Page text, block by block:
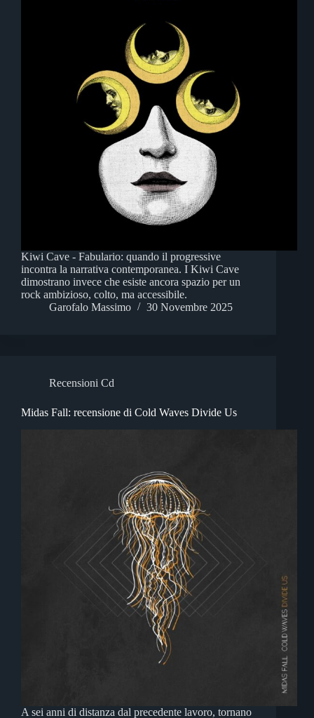
Kiwi Cave - Fabulario: quando il progressive
incontra la narrativa contemporanea. I Kiwi Cave
dimostrano invece che esiste ancora spazio per un
rock ambizioso, colto, ma accessibile.
Garofalo Massimo
30 Novembre 2025
Recensioni Cd
Midas Fall: recensione di Cold Waves Divide Us
A sei anni di distanza dal precedente lavoro, tornano